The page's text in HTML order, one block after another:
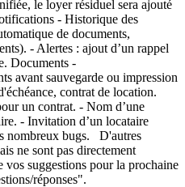
le loyer résiduel sera ajouté
- Historique des
de documents,
- Alertes : ajout d’un rappel
Documents -
avant sauvegarde ou impression
contrat de location.
un contrat. - Nom d’une
- Invitation d’un locataire
nombreux bugs. D'autres
ne sont pas directement
vos suggestions pour la prochaine
réponses".